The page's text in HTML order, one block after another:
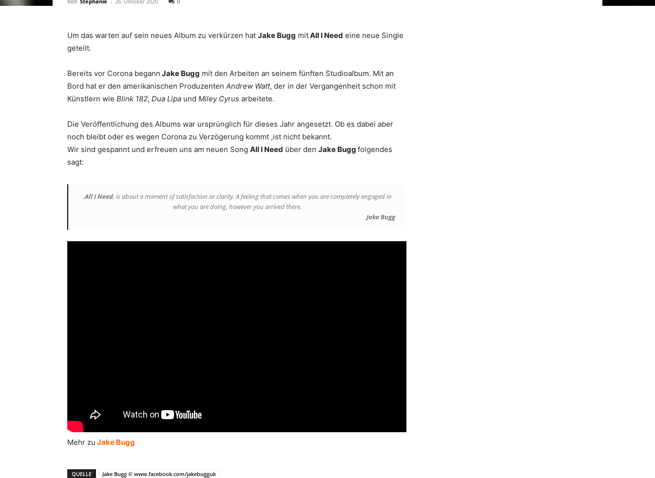
Um das warten auf sein neues Album zu verkürzen hat Jake Bugg mitAll I Need eine neue Single
geteilt.
Bereits vor Corona begann Jake Bugg mit den Arbeiten an seinem fünften Studioalbum. Mit an
Bord hat er den amerikanischen Produzenten Andrew Watt, der in der Vergangenheit schon mit
Künstlern wie Blink 182, Dua Lipa und Miley Cyrus arbeitete.
Die Veröffentlichung des Albums war ursprünglich für dieses Jahr angesetzt. Ob es dabei aber
noch bleibt oder es wegen Corona zu Verzögerung kommt ,ist nicht bekannt.
Wir sind gespannt und erfreuen uns am neuen Song All I Need über den Jake Bugg folgendes
sagt:
‚All I Need‚ is about a moment of satisfaction or clarity. A feeling that comes when you are completely engaged in
what you are doing, however you arrived there.
Jake Bugg
Mehr zu Jake Bugg
QUELLE
Jake Bugg © www.facebook.com/jakebugguk